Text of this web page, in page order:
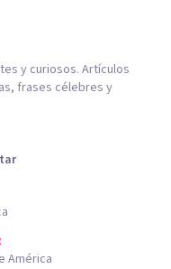
y curiosos. Artículos
frases célebres y
América